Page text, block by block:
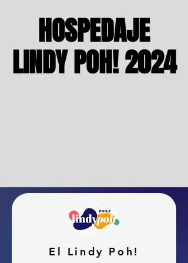
HOSPEDAJE
LINDY POH! 2024
HOSPEDAJE
LINDY POH! 2024
El Lindy Poh!